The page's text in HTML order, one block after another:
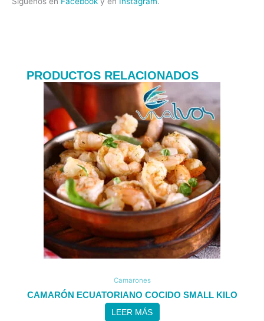
PRODUCTOS RELACIONADOS
Camarones
CAMARÓN ECUATORIANO COCIDO SMALL KILO
LEER MÁS